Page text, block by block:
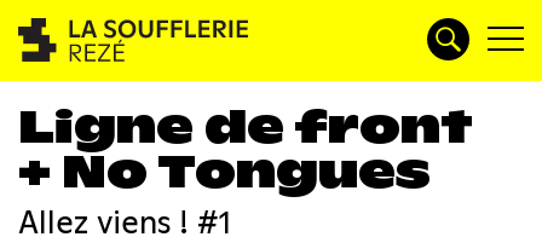
Ligne de front
+ No Tongues
Allez viens ! #1